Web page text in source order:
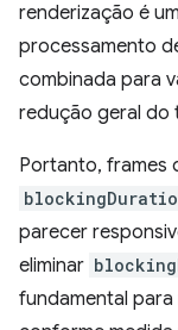
renderização é
processamento
combinada para
redução geral do
Portanto, frames
parecer
eliminar
fundamental